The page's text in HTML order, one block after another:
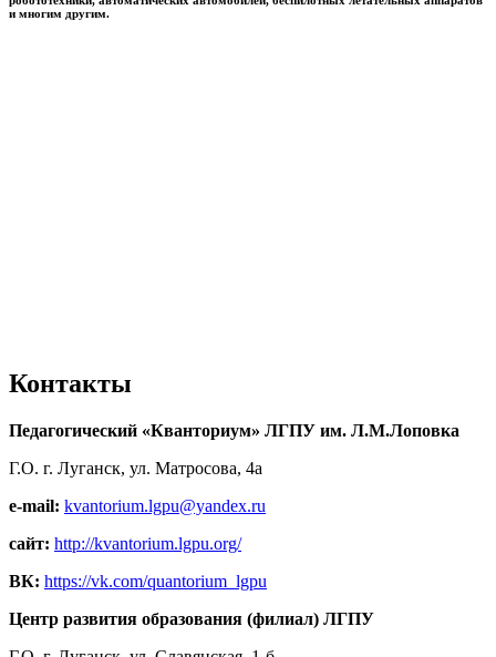
и многим другим.
Контакты
Педагогический «Кванториум» ЛГПУ им. Л.М.Лоповка
Г.О. г. Луганск, ул. Матросова, 4а
e-mail: kvantorium.lgpu@yandex.ru
сайт: http://kvantorium.lgpu.org/
ВК: https://vk.com/quantorium_lgpu
Центр развития образования (филиал) ЛГПУ